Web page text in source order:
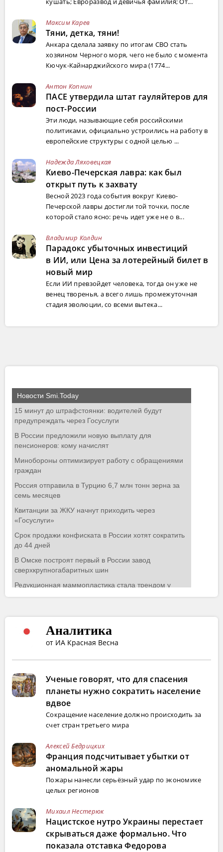
Максим Карев
Тяни, детка, тяни!
Анкара сделала заявку по итогам СВО стать
хозяином Черного моря, чего не было с момента
Кючук-Кайнарджийского мира (1774...
Антон Копнин
ПАСЕ утвердила штат гауляйтеров для
пост-России
Эти люди, называющие себя российскими
политиками, официально устроились на работу в
европейские структуры с одной целью ...
Надежда Ляховецкая
Киево-Печерская лавра: как был
открыт путь к захвату
Весной 2023 года события вокруг Киево-
Печерской лавры достигли той точки, после
которой стало ясно: речь идет уже не о в...
Владимир Колдин
Парадокс убыточных инвестиций
в ИИ, или Цена за лотерейный билет в
новый мир
Если ИИ превзойдет человека, тогда он уже не
венец творенья, а всего лишь промежуточная
стадия эволюции, со всеми вытека...
Аналитика
от ИА Красная Весна
Ученые говорят, что для спасения
планеты нужно сократить население
вдвое
Сокращение население должно происходить за
счет стран третьего мира
Алексей Бедрицких
Франция подсчитывает убытки от
аномальной жары
Пожары нанесли серьёзный удар по экономике
целых регионов
Михаил Нестерюк
Нацистское нутро Украины перестает
скрываться даже формально. Что
показала отставка Федорова